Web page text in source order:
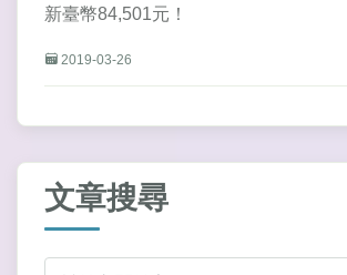
新臺幣84,501元！
2019-03-26
文章搜尋